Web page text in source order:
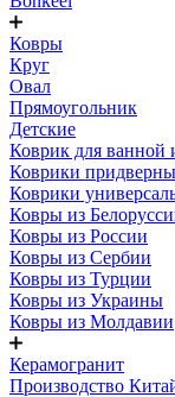
Ковры
Круг
Овал
Прямоугольник
Детские
Коврик для ванной
Коврики
Коврики
Ковры из
Ковры из России
Ковры из Сербии
Ковры из Турции
Ковры из Украины
Ковры из Молдавии
Керамогранит
Производство